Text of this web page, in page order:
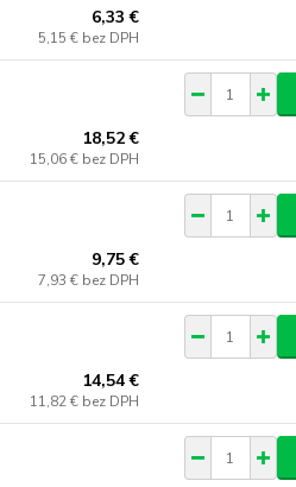
6,33 €
5,15 € bez DPH
18,52 €
15,06 € bez DPH
9,75 €
7,93 € bez DPH
14,54 €
11,82 € bez DPH